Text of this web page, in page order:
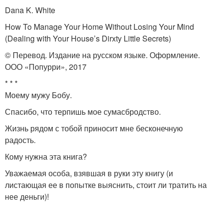
Dana K. White
How To Manage Your Home Without Losing Your Mind
(Dealing with Your House’s Dirxty Little Secrets)
© Перевод. Издание на русском языке. Оформление.
ООО «Попурри», 2017
* * *
Моему мужу Бобу.
Спасибо, что терпишь мое сумасбродство.
Жизнь рядом с тобой приносит мне бесконечную
радость.
Кому нужна эта книга?
Уважаемая особа, взявшая в руки эту книгу (и
листающая ее в попытке выяснить, стоит ли тратить на
нее деньги)!